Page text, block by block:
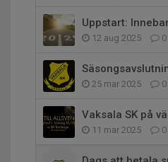
Uppstart:
12 aug 2025 0
25 mar 2025 0
Vaksala SK på
11 mar 2025 0